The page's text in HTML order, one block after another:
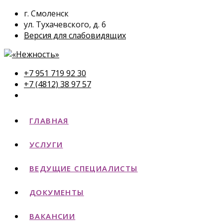
г. Смоленск
ул. Тухачевского, д. 6
Версия для слабовидящих
+7 951 719 92 30
+7 (4812) 38 97 57
ГЛАВНАЯ
УСЛУГИ
ВЕДУЩИЕ СПЕЦИАЛИСТЫ
ДОКУМЕНТЫ
ВАКАНСИИ